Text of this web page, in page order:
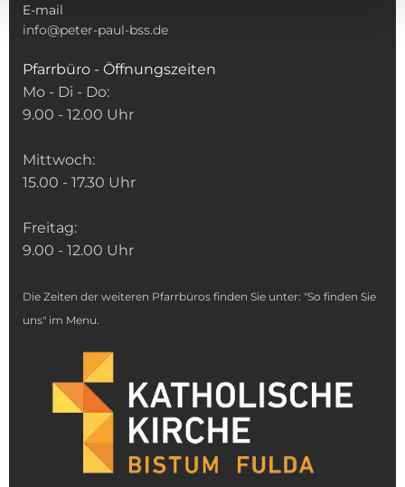
E-mail
info@peter-paul-bss.de
Pfarrbüro - Öffnungszeiten
Mo - Di - Do:
9.00 - 12.00 Uhr
Mittwoch:
15.00 - 17.30 Uhr
Freitag:
9.00 - 12.00 Uhr
Die Zeiten der weiteren Pfarrbüros finden Sie unter: "So finden Sie
uns" im Menu.